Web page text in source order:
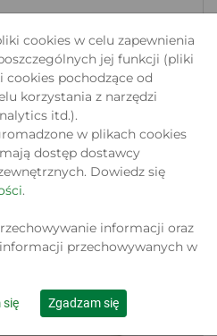
XS40B 2012
2A/13
45 .00 zł
Do koszyka
cookies w celu zapewnienia
jej funkcji (pliki
cookies pochodzące od
korzystania z narzędzi
itd.).
w plikach cookies
dostęp dostawcy
Dowiedz się
.
informacji oraz
przechowywanych w
się Zgadzam się